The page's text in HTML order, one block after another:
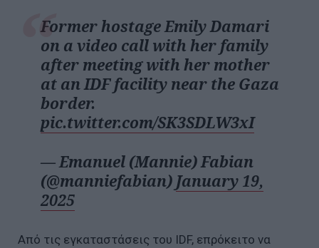
Former hostage Emily Damari
on a video call with her family
after meeting with her mother
at an IDF facility near the Gaza
border.
pic.twitter.com/SK3SDLW3xI
— Emanuel (Mannie) Fabian
(@manniefabian) January 19,
2025
Από τις εγκαταστάσεις του IDF, επρόκειτο να